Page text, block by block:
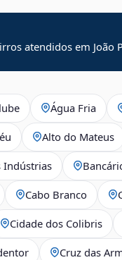
atendidos em João
Água Fria
Alto do Mateus
Indústrias
Cabo Branco
Cidade dos Colibris
Cruz das